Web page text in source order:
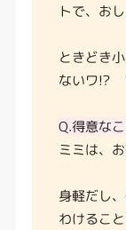
トで、お
ときどき
ないワ!?
Q.得意な
ミミは、
身軽だし
わけるこ